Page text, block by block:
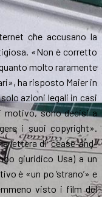
che accusano la
«Non è corretto
molto raramente
ha risposto Maier in
azioni legali in casi
motivo, sono decisi a
i suoi copyright».
lettera di “cease-and-
giuridico Usa) a un
è «un po ‘strano’» e
visto i film del